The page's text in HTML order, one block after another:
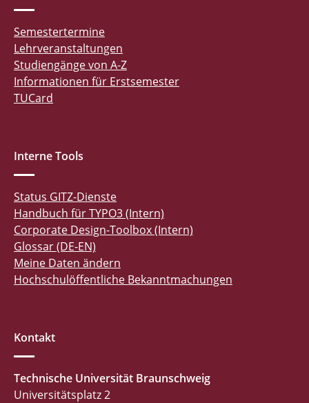
Semestertermine
Lehrveranstaltungen
Studiengänge von A-Z
Informationen für Erstsemester
TUCard
Interne Tools
Status GITZ-Dienste
Handbuch für TYPO3 (Intern)
Corporate Design-Toolbox (Intern)
Glossar (DE-EN)
Meine Daten ändern
Hochschulöffentliche Bekanntmachungen
Kontakt
Technische Universität Braunschweig
Universitätsplatz 2